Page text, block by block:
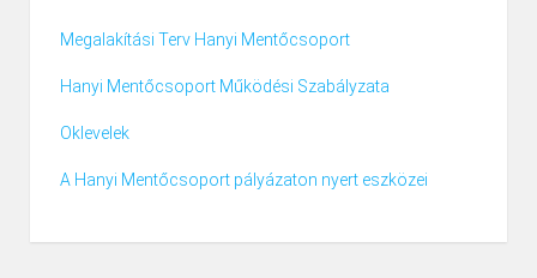
Megalakítási Terv Hanyi Mentőcsoport
Hanyi Mentőcsoport Működési Szabályzata
Oklevelek
A Hanyi Mentőcsoport pályázaton nyert eszközei